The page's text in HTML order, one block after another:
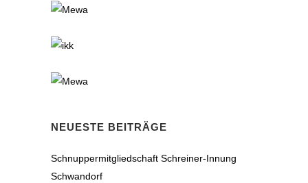
NEUESTE BEITRÄGE
Schnuppermitgliedschaft Schreiner-Innung
Schwandorf